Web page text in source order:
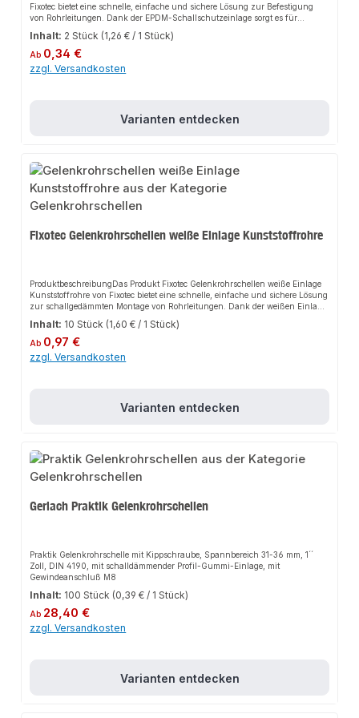
Fixotec bietet eine schnelle, einfache und sichere Lösung zur Befestigung
von Rohrleitungen. Dank der EPDM-Schallschutzeinlage sorgt es für
perfekten Halt und passt sich flexibel an verschiedene Montageorte an. Das
robuste Design und die einfache Montage machen dieses Produkt zu einer
zuverlässigen Wahl für jede Installation.EigenschaftenEPDM-
Schallschutzeinlage entsprechend DIN 4109Einteilige Ausführung mit
Gelenk und AnschlussmutterSchnellverschluss für einfache, einhändige
EPDMGeeignet für: RohrleitungenMarke: FixotecIn unserem Sortiment finden
Inhalt: 2 Stück (1,26 € / 1 Stück)
Regulärer Preis:
Ab 0,34 €
zzgl. Versandkosten
Varianten entdecken
Fixotec Gelenkrohrschellen weiße Einlage Kunststoffrohre
ProduktbeschreibungDas Produkt Fixotec Gelenkrohrschellen weiße Einlage
Kunststoffrohre von Fixotec bietet eine schnelle, einfache und sichere Lösung
zur schallgedämmten Montage von Rohrleitungen. Dank der weißen Einlage
sorgt es für perfekten Halt und passt sich flexibel an verschiedene Rohrtypen
an. Das robuste Design und die einfache Montage machen dieses Produkt zu
einer zuverlässigen Wahl für jede
Installation.EigenschaftenSchnappverschluss für schnelle
EinhandmontageSchraubensicherung verhindert Herausfallen der
RohrleitungenHaus- und SanitärinstallationHeizungs- und
Produkte für den Anschluss.
Inhalt: 10 Stück (1,60 € / 1 Stück)
Regulärer Preis:
Ab 0,97 €
zzgl. Versandkosten
Varianten entdecken
Gerlach Praktik Gelenkrohrschellen
Praktik Gelenkrohrschelle mit Kippschraube, Spannbereich 31-36 mm, 1´´
Zoll, DIN 4190, mit schalldämmender Profil-Gummi-Einlage, mit
Gewindeanschluß M8
Inhalt: 100 Stück (0,39 € / 1 Stück)
Regulärer Preis:
Ab 28,40 €
zzgl. Versandkosten
Varianten entdecken